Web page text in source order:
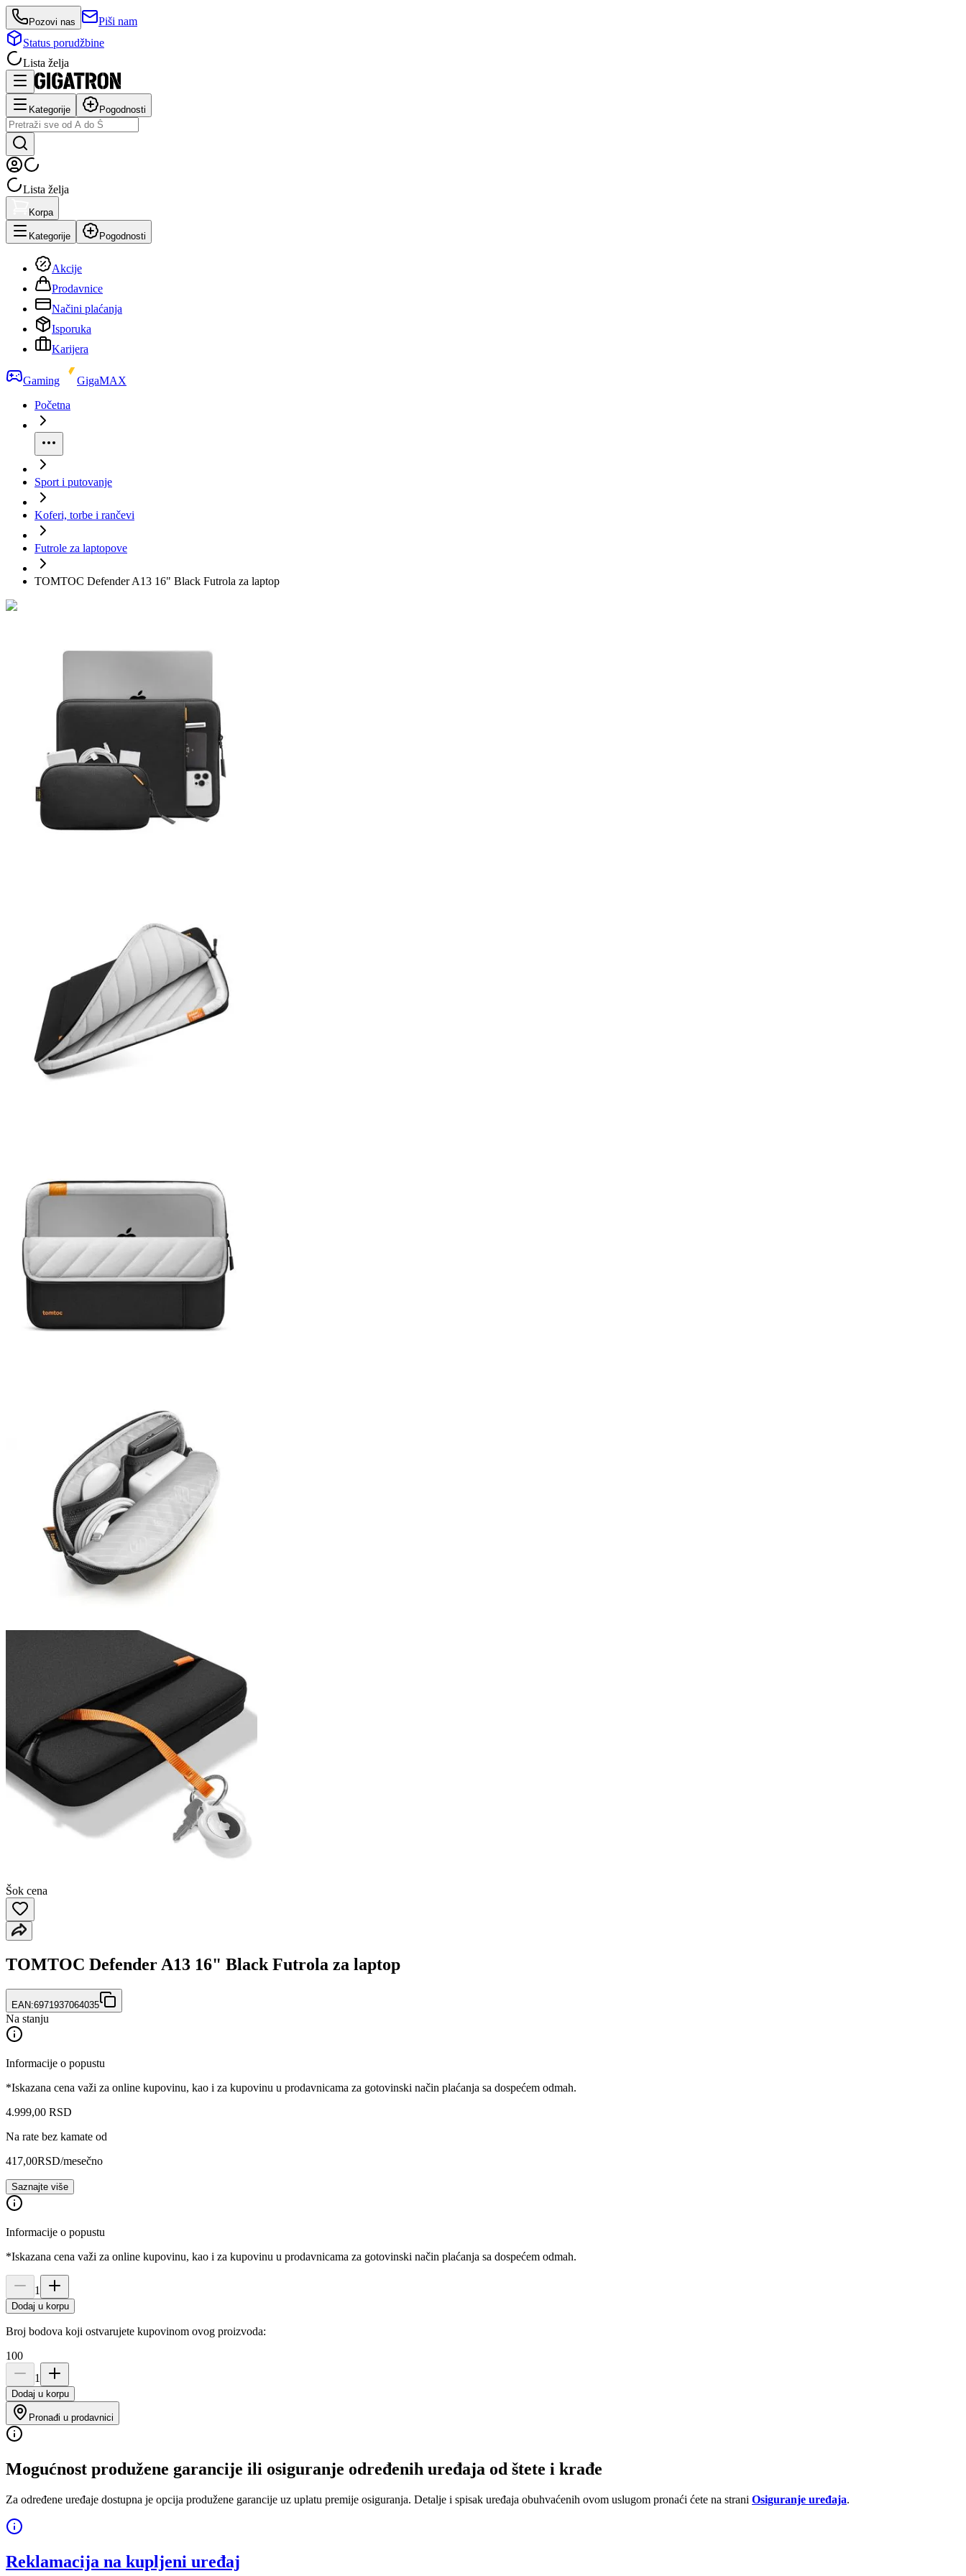
Pozovi nas
Piši nam
Status porudžbine
Lista želja
Kategorije Pogodnosti
Lista želja
Korpa
Kategorije Pogodnosti
Akcije
Prodavnice
Načini plaćanja
Isporuka
Karijera
Gaming
GigaMAX
Početna
Sport i putovanje
Koferi, torbe i rančevi
Futrole za laptopove
TOMTOC Defender A13 16" Black Futrola za laptop
Šok cena
TOMTOC Defender A13 16" Black Futrola za laptop
EAN:6971937064035
Na stanju
Informacije o popustu
*Iskazana cena važi za online kupovinu, kao i za kupovinu u prodavnicama za gotovinski način plaćanja sa dospećem odmah.
4.999,00 RSD
Na rate bez kamate od
417,00RSD/mesečno
Saznajte više
Informacije o popustu
*Iskazana cena važi za online kupovinu, kao i za kupovinu u prodavnicama za gotovinski način plaćanja sa dospećem odmah.
1
Dodaj u korpu
Broj bodova koji ostvarujete kupovinom ovog proizvoda:
100
1
Dodaj u korpu
Pronađi u prodavnici
Mogućnost produžene garancije ili osiguranje određenih uređaja od štete i krađe
Za određene uređaje dostupna je opcija produžene garancije uz uplatu premije osiguranja. Detalje i spisak uređaja obuhvaćenih ovom uslugom pronaći ćete na strani Osiguranje uređaja.
Reklamacija na kupljeni uređaj